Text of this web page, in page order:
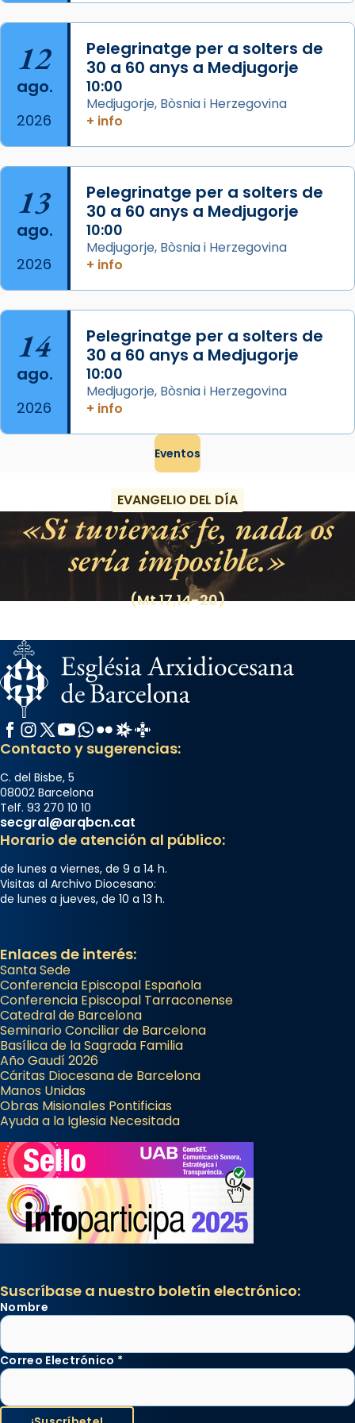
Acompanyant la història de sant Cugat, a
partir de l’Edat Mitjana sorgeix la tradició
que les santes Juliana (“relatiu a Júlia”) i
Semproniana (“relatiu a Semprònia =
eterna”) són deixebles seves. I l’any 1667, el
... Ver más
View on Facebook · Share
12
ago.
2026
Pelegrinatge per a solters de
30 a 60 anys a Medjugorje
10:00
Medjugorje, Bòsnia i Herzegovina
+ info
13
ago.
2026
Pelegrinatge per a solters de
30 a 60 anys a Medjugorje
10:00
Medjugorje, Bòsnia i Herzegovina
+ info
14
ago.
2026
Pelegrinatge per a solters de
30 a 60 anys a Medjugorje
10:00
Medjugorje, Bòsnia i Herzegovina
+ info
Eventos
EVANGELIO DEL DÍA
Si tuvierais fe, nada os
sería imposible.
(Mt 17,14-20)
Facebook
Instagram
X / Twitter
YouTube
WhatsApp
FlickrRadio Estel
Catalunya Cristiana
Contacto y sugerencias:
C. del Bisbe, 5
08002 Barcelona
Telf. 93 270 10 10
secgral@arqbcn.cat
Horario de atención al público:
de lunes a viernes, de 9 a 14 h.
Visitas al Archivo Diocesano:
de lunes a jueves, de 10 a 13 h.
Enlaces de interés:
Santa Sede
Conferencia Episcopal Española
Conferencia Episcopal Tarraconense
Catedral de Barcelona
Seminario Conciliar de Barcelona
Basílica de la Sagrada Familia
Año Gaudí 2026
Cáritas Diocesana de Barcelona
Manos Unidas
Obras Misionales Pontificias
Ayuda a la Iglesia Necesitada
Suscríbase a nuestro boletín electrónico:
Nombre
Correo Electrónico *